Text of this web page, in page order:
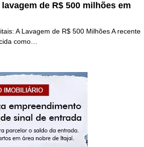
de R$ 500 milhões em
A Lavagem de R$ 500 Milhões A recente
como…